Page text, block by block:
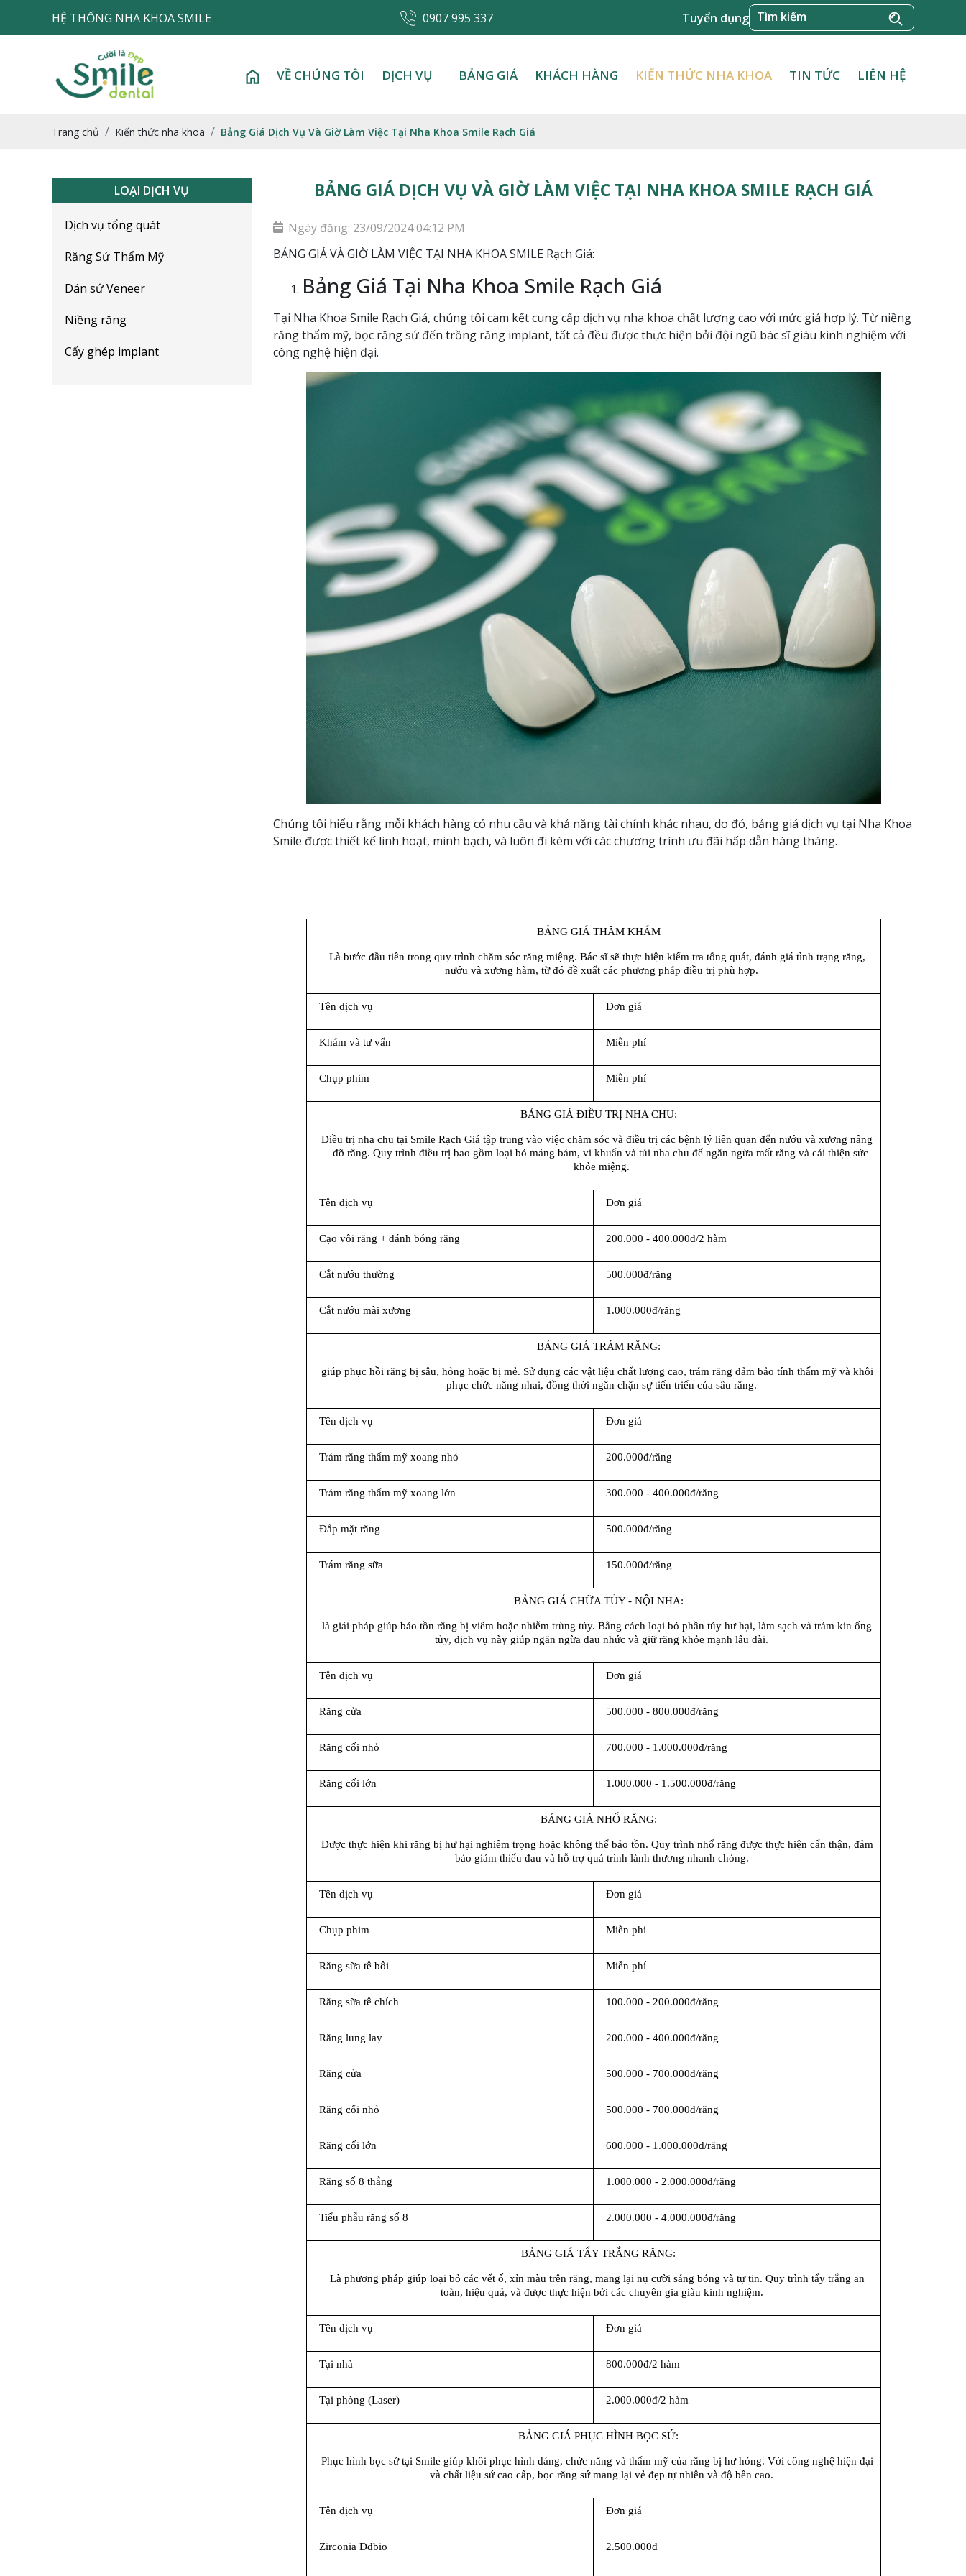
HỆ THỐNG NHA KHOA SMILE 0907 995 337 Tuyển dụng
VỀ CHÚNG TÔI DỊCH VỤ BẢNG GIÁ KHÁCH HÀNG KIẾN THỨC NHA KHOA TIN TỨC LIÊN HỆ
Trang chủ Kiến thức nha khoa Bảng Giá Dịch Vụ Và Giờ Làm Việc Tại Nha Khoa Smile Rạch Giá
LOẠI DỊCH VỤ
Dịch vụ tổng quát
Răng Sứ Thẩm Mỹ
Dán sứ Veneer
Niềng răng
Cấy ghép implant
BẢNG GIÁ DỊCH VỤ VÀ GIỜ LÀM VIỆC TẠI NHA KHOA SMILE RẠCH GIÁ
Ngày đăng: 23/09/2024 04:12 PM
BẢNG GIÁ VÀ GIỜ LÀM VIỆC TẠI NHA KHOA SMILE Rạch Giá:
Bảng Giá Tại Nha Khoa Smile Rạch Giá
Tại Nha Khoa Smile Rạch Giá, chúng tôi cam kết cung cấp dịch vụ nha khoa chất lượng cao với mức giá hợp lý. Từ niềng
răng thẩm mỹ, bọc răng sứ đến trồng răng implant, tất cả đều được thực hiện bởi đội ngũ bác sĩ giàu kinh nghiệm với
công nghệ hiện đại.
Chúng tôi hiểu rằng mỗi khách hàng có nhu cầu và khả năng tài chính khác nhau, do đó, bảng giá dịch vụ tại Nha Khoa
Smile được thiết kế linh hoạt, minh bạch, và luôn đi kèm với các chương trình ưu đãi hấp dẫn hàng tháng.
BẢNG GIÁ THĂM KHÁM
Là bước đầu tiên trong quy trình chăm sóc răng miệng. Bác sĩ sẽ thực hiện kiểm tra tổng quát, đánh giá tình trạng răng,
nướu và xương hàm, từ đó đề xuất các phương pháp điều trị phù hợp.
Tên dịch vụ Đơn giá
Khám và tư vấn Miễn phí
Chụp phim Miễn phí
BẢNG GIÁ ĐIỀU TRỊ NHA CHU:
Điều trị nha chu tại Smile Rạch Giá tập trung vào việc chăm sóc và điều trị các bệnh lý liên quan đến nướu và xương nâng
đỡ răng. Quy trình điều trị bao gồm loại bỏ mảng bám, vi khuẩn và túi nha chu để ngăn ngừa mất răng và cải thiện sức
khỏe miệng.
Tên dịch vụ Đơn giá
Cạo vôi răng + đánh bóng răng 200.000 - 400.000đ/2 hàm
Cắt nướu thường 500.000đ/răng
Cắt nướu mài xương 1.000.000đ/răng
BẢNG GIÁ TRÁM RĂNG:
giúp phục hồi răng bị sâu, hỏng hoặc bị mẻ. Sử dụng các vật liệu chất lượng cao, trám răng đảm bảo tính thẩm mỹ và khôi
phục chức năng nhai, đồng thời ngăn chặn sự tiến triển của sâu răng.
Tên dịch vụ Đơn giá
Trám răng thẩm mỹ xoang nhỏ 200.000đ/răng
Trám răng thẩm mỹ xoang lớn 300.000 - 400.000đ/răng
Đắp mặt răng 500.000đ/răng
Trám răng sữa 150.000đ/răng
BẢNG GIÁ CHỮA TỦY - NỘI NHA:
là giải pháp giúp bảo tồn răng bị viêm hoặc nhiễm trùng tủy. Bằng cách loại bỏ phần tủy hư hại, làm sạch và trám kín ống
tủy, dịch vụ này giúp ngăn ngừa đau nhức và giữ răng khỏe mạnh lâu dài.
Tên dịch vụ Đơn giá
Răng cửa 500.000 - 800.000đ/răng
Răng cối nhỏ 700.000 - 1.000.000đ/răng
Răng cối lớn 1.000.000 - 1.500.000đ/răng
BẢNG GIÁ NHỔ RĂNG:
Được thực hiện khi răng bị hư hại nghiêm trọng hoặc không thể bảo tồn. Quy trình nhổ răng được thực hiện cẩn thận, đảm
bảo giảm thiểu đau và hỗ trợ quá trình lành thương nhanh chóng.
Tên dịch vụ Đơn giá
Chụp phim Miễn phí
Răng sữa tê bôi Miễn phí
Răng sữa tê chích 100.000 - 200.000đ/răng
Răng lung lay 200.000 - 400.000đ/răng
Răng cửa 500.000 - 700.000đ/răng
Răng cối nhỏ 500.000 - 700.000đ/răng
Răng cối lớn 600.000 - 1.000.000đ/răng
Răng số 8 thẳng 1.000.000 - 2.000.000đ/răng
Tiểu phẫu răng số 8 2.000.000 - 4.000.000đ/răng
BẢNG GIÁ TẨY TRẮNG RĂNG:
Là phương pháp giúp loại bỏ các vết ố, xỉn màu trên răng, mang lại nụ cười sáng bóng và tự tin. Quy trình tẩy trắng an
toàn, hiệu quả, và được thực hiện bởi các chuyên gia giàu kinh nghiệm.
Tên dịch vụ Đơn giá
Tại nhà 800.000đ/2 hàm
Tại phòng (Laser) 2.000.000đ/2 hàm
BẢNG GIÁ PHỤC HÌNH BỌC SỨ:
Phục hình bọc sứ tại Smile giúp khôi phục hình dáng, chức năng và thẩm mỹ của răng bị hư hỏng. Với công nghệ hiện đại
và chất liệu sứ cao cấp, bọc răng sứ mang lại vẻ đẹp tự nhiên và độ bền cao.
Tên dịch vụ Đơn giá
Zirconia Ddbio 2.500.000đ